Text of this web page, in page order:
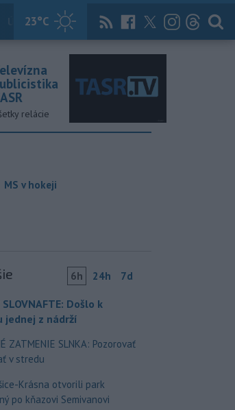
23°C
Útulkovo Magazín News Now Archív
relácie
MS v hokeji
6h 24h 7d
SLOVNAFTE: Došlo k
jednej z nádrží
ZATMENIE SLNKA: Pozorovať
v stredu
Krásna otvorili park
po kňazovi Semivanovi